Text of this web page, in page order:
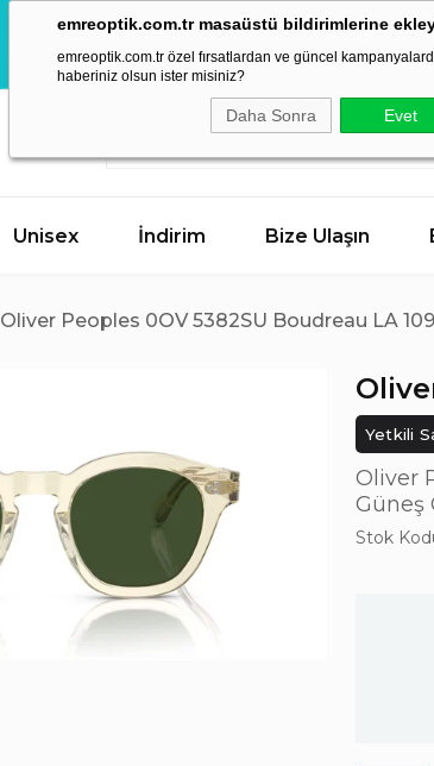
emreoptik.com.tr masaüstü bildirimlerine
emreoptik.com.tr özel fırsatlardan ve güncel
haberiniz olsun ister misiniz?
Daha Sonra Evet
Mega Yaz
Başladı!
Unisex İndirim Bize Ulaşın
Oliver Peoples 0OV 5382SU Boudreau LA
Yetkili
Oliver
Güneş
Stok